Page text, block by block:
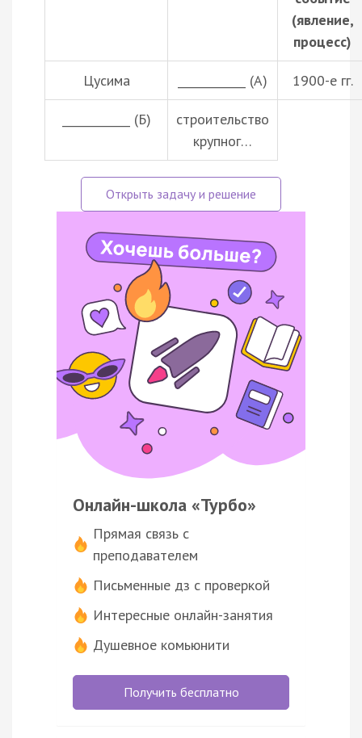
(явление,
процесс)
Цусима ____________ (А) 1900-е гг.
____________ (Б)
строительство
крупног…
Онлайн-школа «Турбо»
Прямая связь с
преподавателем
Письменные дз с проверкой
Интересные онлайн-занятия
Душевное комьюнити
Получить бесплатно